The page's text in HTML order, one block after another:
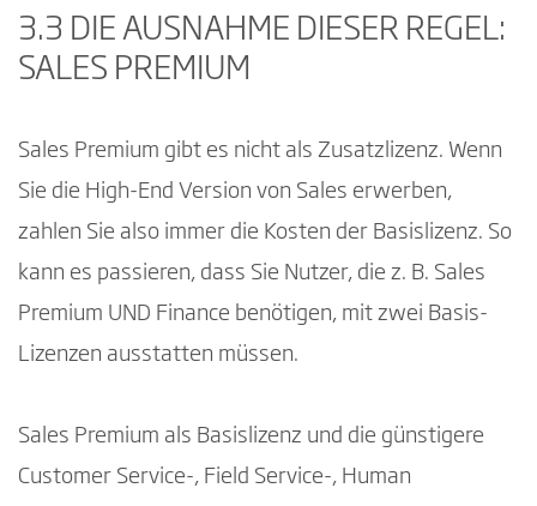
3.3 DIE AUSNAHME DIESER REGEL:
SALES PREMIUM
Sales Premium gibt es nicht als Zusatzlizenz. Wenn
Sie die High-End Version von Sales erwerben,
zahlen Sie also immer die Kosten der Basislizenz. So
kann es passieren, dass Sie Nutzer, die z. B. Sales
Premium UND Finance benötigen, mit zwei Basis-
Lizenzen ausstatten müssen.
Sales Premium als Basislizenz und die günstigere
Customer Service-, Field Service-, Human